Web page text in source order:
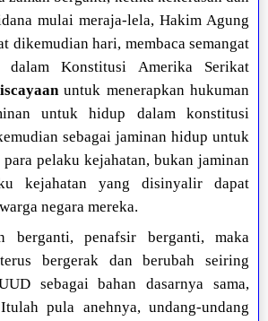
mulai meraja-lela, Hakim Agung
dikemudian hari, membaca semangat
dalam Konstitusi Amerika Serikat
untuk menerapkan hukuman
untuk hidup dalam konstitusi
sebagai jaminan hidup untuk
pelaku kejahatan, bukan jaminan
kejahatan yang disinyalir dapat
negara mereka.
berganti, penafsir berganti, maka
bergerak dan berubah seiring
sebagai bahan dasarnya sama,
pula anehnya, undang-undang